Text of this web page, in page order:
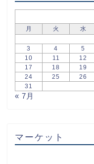
月
火 水
3
4 5
10
11 12
17
18 19
24
25 26
31
« 7月
マーケット